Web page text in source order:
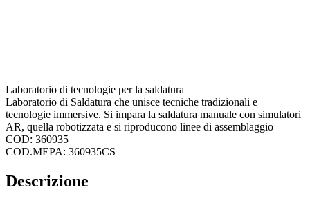
Laboratorio di tecnologie per la saldatura
Laboratorio di Saldatura che unisce tecniche tradizionali e
tecnologie immersive. Si impara la saldatura manuale con simulatori
AR, quella robotizzata e si riproducono linee di assemblaggio
COD: 360935
COD.MEPA: 360935CS
Descrizione